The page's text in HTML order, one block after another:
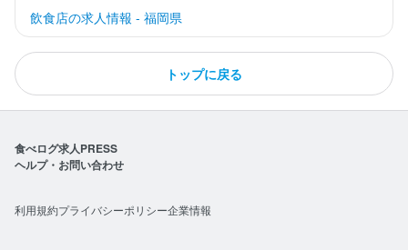
飲食店の求人情報 - 福岡県
トップに戻る
食べログ求人PRESS
ヘルプ・お問い合わせ
利用規約プライバシーポリシー企業情報